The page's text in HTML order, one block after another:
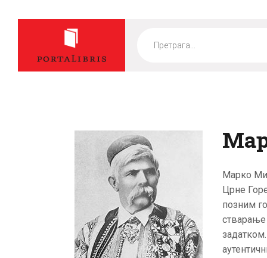
search
Марко
Црне
позним